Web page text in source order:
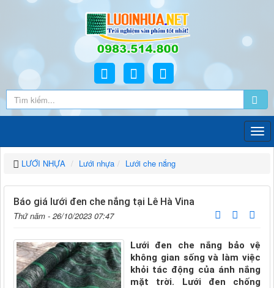
LƯỚI NHỰA Lưới nhựa Lưới che nắng
Báo giá lưới đen che nắng tại Lê Hà Vina
Thứ năm - 26/10/2023 07:47
Lưới đen che nắng bảo vệ
không gian sống và làm việc
khỏi tác động của ánh nắng
mặt trời. Lưới đen chống